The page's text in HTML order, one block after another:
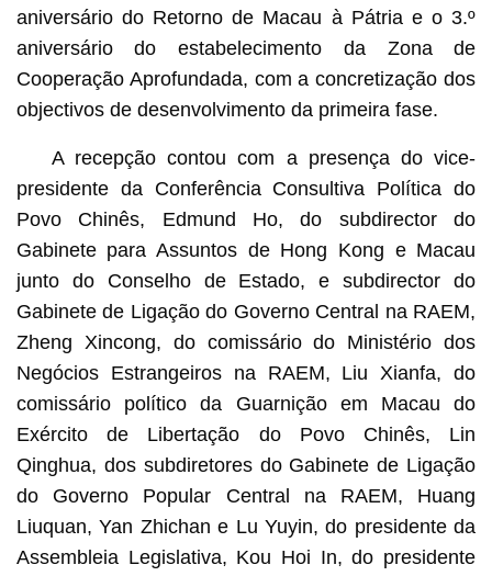
aniversário do Retorno de Macau à Pátria e o 3.º
aniversário do estabelecimento da Zona de
Cooperação Aprofundada, com a concretização dos
objectivos de desenvolvimento da primeira fase.
A recepção contou com a presença do vice-
presidente da Conferência Consultiva Política do
Povo Chinês, Edmund Ho, do subdirector do
Gabinete para Assuntos de Hong Kong e Macau
junto do Conselho de Estado, e subdirector do
Gabinete de Ligação do Governo Central na RAEM,
Zheng Xincong, do comissário do Ministério dos
Negócios Estrangeiros na RAEM, Liu Xianfa, do
comissário político da Guarnição em Macau do
Exército de Libertação do Povo Chinês, Lin
Qinghua, dos subdiretores do Gabinete de Ligação
do Governo Popular Central na RAEM, Huang
Liuquan, Yan Zhichan e Lu Yuyin, do presidente da
Assembleia Legislativa, Kou Hoi In, do presidente